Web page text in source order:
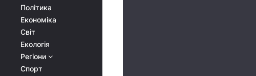
Політика
Економіка
Світ
Екологія
Регіони
Спорт